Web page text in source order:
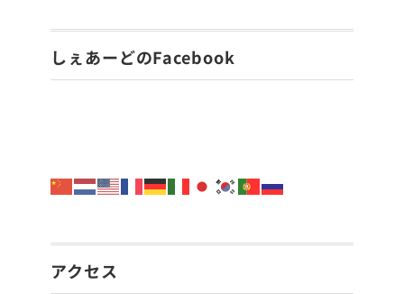
しぇあーどのFacebook
アクセス